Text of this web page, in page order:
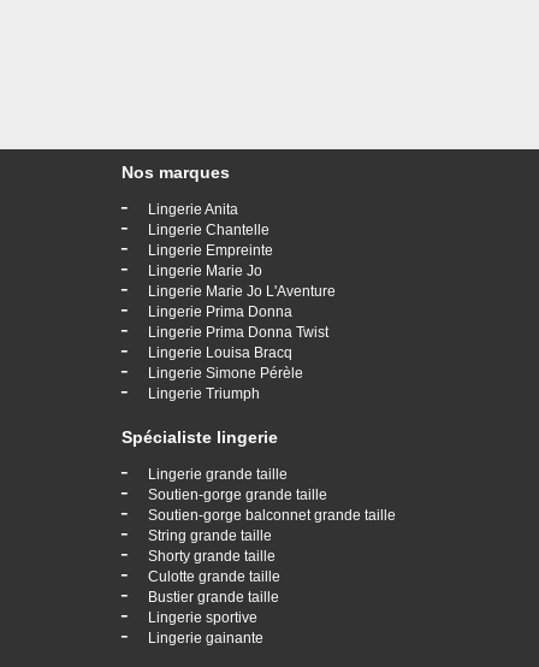
Nos marques
- Lingerie Anita
- Lingerie Chantelle
- Lingerie Empreinte
- Lingerie Marie Jo
- Lingerie Marie Jo L'Aventure
- Lingerie Prima Donna
- Lingerie Prima Donna Twist
- Lingerie Louisa Bracq
- Lingerie Simone Pérèle
- Lingerie Triumph
Spécialiste lingerie
- Lingerie grande taille
- Soutien-gorge grande taille
- Soutien-gorge balconnet grande taille
- String grande taille
- Shorty grande taille
- Culotte grande taille
- Bustier grande taille
- Lingerie sportive
- Lingerie gainante